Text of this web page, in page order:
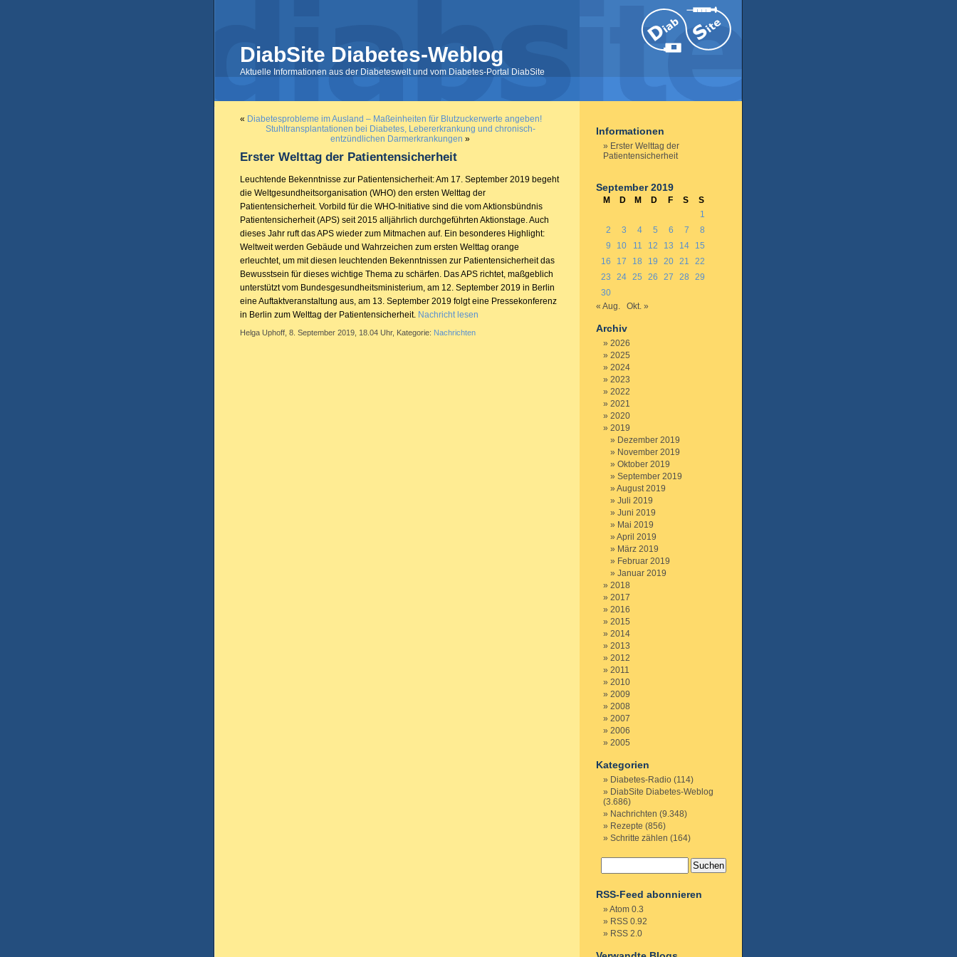
DiabSite Diabetes-Weblog
Aktuelle Informationen aus der Diabeteswelt und vom Diabetes-Portal DiabSite
« Diabetesprobleme im Ausland – Maßeinheiten für Blutzuckerwerte angeben!
Stuhltransplantationen bei Diabetes, Lebererkrankung und chronisch-
entzündlichen Darmerkrankungen »
Erster Welttag der Patientensicherheit
Leuchtende Bekenntnisse zur Patientensicherheit: Am 17. September 2019 begeht
die Weltgesundheitsorganisation (WHO) den ersten Welttag der
Patientensicherheit. Vorbild für die WHO-Initiative sind die vom Aktionsbündnis
Patientensicherheit (APS) seit 2015 alljährlich durchgeführten Aktionstage. Auch
dieses Jahr ruft das APS wieder zum Mitmachen auf. Ein besonderes Highlight:
Weltweit werden Gebäude und Wahrzeichen zum ersten Welttag orange
erleuchtet, um mit diesen leuchtenden Bekenntnissen zur Patientensicherheit das
Bewusstsein für dieses wichtige Thema zu schärfen. Das APS richtet, maßgeblich
unterstützt vom Bundesgesundheitsministerium, am 12. September 2019 in Berlin
eine Auftaktveranstaltung aus, am 13. September 2019 folgt eine Pressekonferenz
in Berlin zum Welttag der Patientensicherheit. Nachricht lesen
Helga Uphoff, 8. September 2019, 18.04 Uhr, Kategorie: Nachrichten
Informationen
Erster Welttag der
Patientensicherheit
September 2019
M D M D F S
S
1
2
3 4 5 6 7
8
9
10 11 12 13 14
15
16
17 18 19 20 21
22
23
24 25 26 27 28
29
30
« Aug.
Okt. »
Archiv
2026
2025
2024
2023
2022
2021
2020
2019
Dezember 2019
November 2019
Oktober 2019
September 2019
August 2019
Juli 2019
Juni 2019
Mai 2019
April 2019
März 2019
Februar 2019
Januar 2019
2018
2017
2016
2015
2014
2013
2012
2011
2010
2009
2008
2007
2006
2005
Kategorien
Diabetes-Radio (114)
DiabSite Diabetes-Weblog
(3.686)
Nachrichten (9.348)
Rezepte (856)
Schritte zählen (164)
RSS-Feed abonnieren
Atom 0.3
RSS 0.92
RSS 2.0